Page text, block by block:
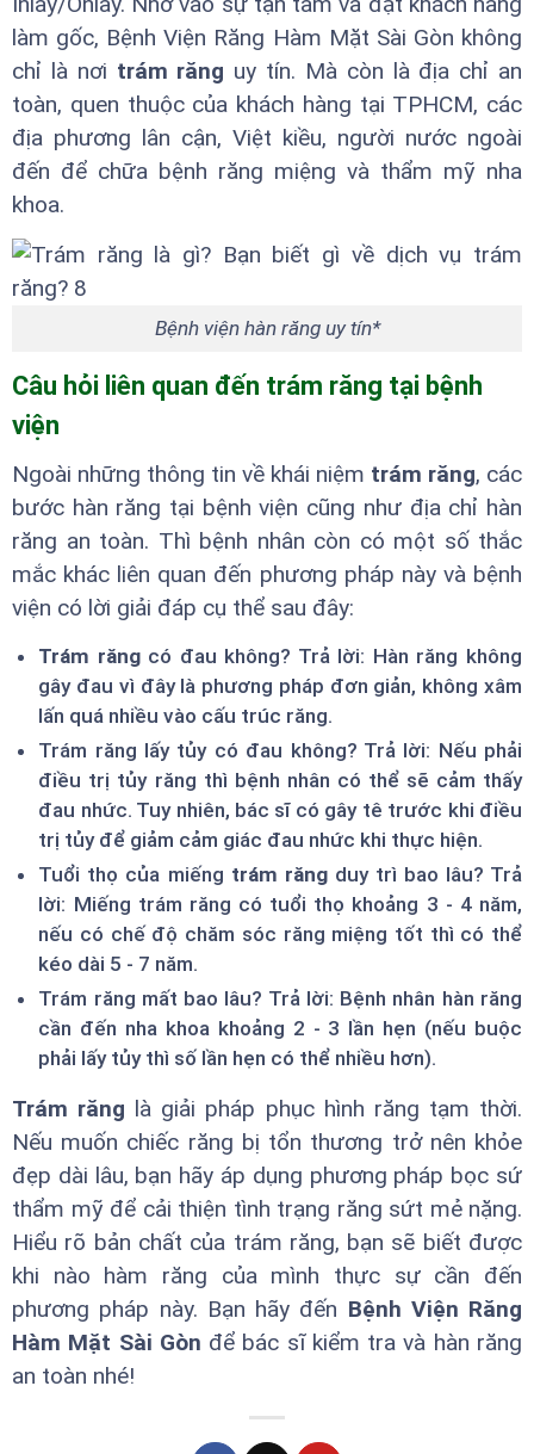
làm gốc, Bệnh Viện Răng Hàm Mặt Sài Gòn không
chỉ là nơi trám răng uy tín. Mà còn là địa chỉ an
toàn, quen thuộc của khách hàng tại TPHCM, các
địa phương lân cận, Việt kiều, người nước ngoài
đến để chữa bệnh răng miệng và thẩm mỹ nha
khoa.
Bệnh viện hàn răng uy tín*
Câu hỏi liên quan đến trám răng tại bệnh
viện
Ngoài những thông tin về khái niệm trám răng, các
bước hàn răng tại bệnh viện cũng như địa chỉ hàn
răng an toàn. Thì bệnh nhân còn có một số thắc
mắc khác liên quan đến phương pháp này và bệnh
viện có lời giải đáp cụ thể sau đây:
Trám răngcó đau không? Trả lời: Hàn răng không
gây đau vì đây là phương pháp đơn giản, không xâm
lấn quá nhiều vào cấu trúc răng.
Trám răng lấy tủy có đau không? Trả lời: Nếu phải
điều trị tủy răng thì bệnh nhân có thể sẽ cảm thấy
đau nhức. Tuy nhiên, bác sĩ có gây tê trước khi điều
trị tủy để giảm cảm giác đau nhức khi thực hiện.
Tuổi thọ của miếng trám răngduy trì bao lâu? Trả
lời: Miếng trám răng có tuổi thọ khoảng 3 - 4 năm,
nếu có chế độ chăm sóc răng miệng tốt thì có thể
kéo dài 5 - 7 năm.
Trám răng mất bao lâu? Trả lời: Bệnh nhân hàn răng
cần đến nha khoa khoảng 2 - 3 lần hẹn (nếu buộc
phải lấy tủy thì số lần hẹn có thể nhiều hơn).
Trám răng là giải pháp phục hình răng tạm thời.
Nếu muốn chiếc răng bị tổn thương trở nên khỏe
đẹp dài lâu, bạn hãy áp dụng phương pháp bọc sứ
thẩm mỹ để cải thiện tình trạng răng sứt mẻ nặng.
Hiểu rõ bản chất của trám răng, bạn sẽ biết được
khi nào hàm răng của mình thực sự cần đến
phương pháp này. Bạn hãy đến Bệnh Viện Răng
Hàm Mặt Sài Gòn để bác sĩ kiểm tra và hàn răng
an toàn nhé!